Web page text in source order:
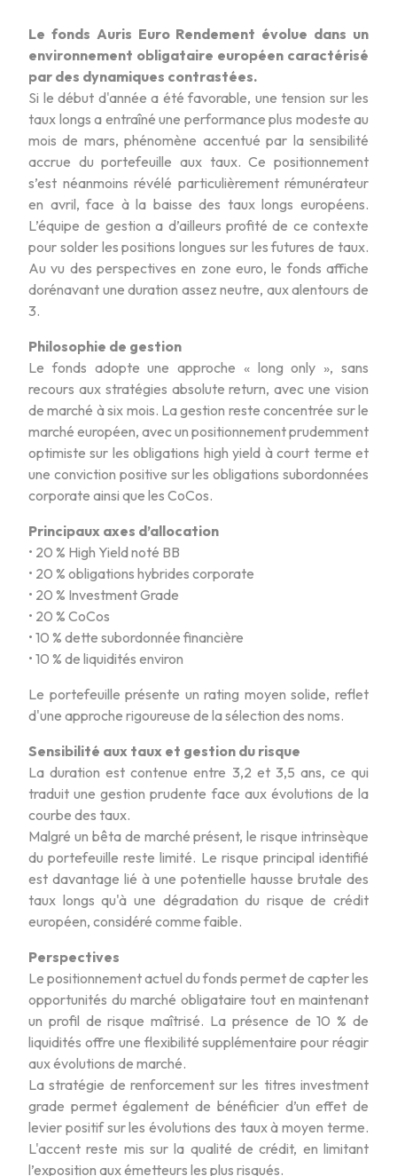
Le fonds Auris Euro Rendement évolue dans un
environnement obligataire européen caractérisé
par des dynamiques contrastées.
Si le début d'année a été favorable, une tension sur les
taux longs a entraîné une performance plus modeste au
mois de mars, phénomène accentué par la sensibilité
accrue du portefeuille aux taux. Ce positionnement
s’est néanmoins révélé particulièrement rémunérateur
en avril, face à la baisse des taux longs européens.
L’équipe de gestion a d’ailleurs profité de ce contexte
pour solder les positions longues sur les futures de taux.
Au vu des perspectives en zone euro, le fonds affiche
dorénavant une duration assez neutre, aux alentours de
3.
Philosophie de gestion
Le fonds adopte une approche « long only », sans
recours aux stratégies absolute return, avec une vision
de marché à six mois. La gestion reste concentrée sur le
marché européen, avec un positionnement prudemment
optimiste sur les obligations high yield à court terme et
une conviction positive sur les obligations subordonnées
corporate ainsi que les CoCos.
Principaux axes d’allocation
• 20 % High Yield noté BB
• 20 % obligations hybrides corporate
• 20 % Investment Grade
• 20 % CoCos
• 10 % dette subordonnée financière
• 10 % de liquidités environ
Le portefeuille présente un rating moyen solide, reflet
d'une approche rigoureuse de la sélection des noms.
Sensibilité aux taux et gestion du risque
La duration est contenue entre 3,2 et 3,5 ans, ce qui
traduit une gestion prudente face aux évolutions de la
courbe des taux.
Malgré un bêta de marché présent, le risque intrinsèque
du portefeuille reste limité. Le risque principal identifié
est davantage lié à une potentielle hausse brutale des
taux longs qu'à une dégradation du risque de crédit
européen, considéré comme faible.
Perspectives
Le positionnement actuel du fonds permet de capter les
opportunités du marché obligataire tout en maintenant
un profil de risque maîtrisé. La présence de 10 % de
liquidités offre une flexibilité supplémentaire pour réagir
aux évolutions de marché.
La stratégie de renforcement sur les titres investment
grade permet également de bénéficier d’un effet de
levier positif sur les évolutions des taux à moyen terme.
L'accent reste mis sur la qualité de crédit, en limitant
l’exposition aux émetteurs les plus risqués.